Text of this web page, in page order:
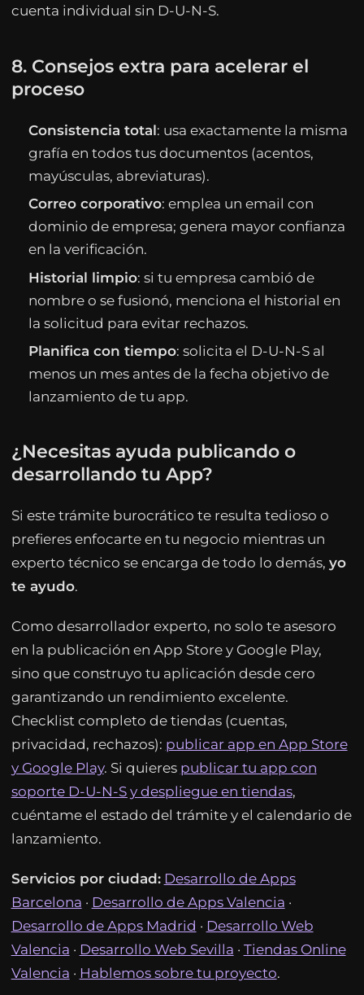
cuenta individual sin D-U-N-S.
8. Consejos extra para acelerar el
proceso
Consistencia total: usa exactamente la misma
grafía en todos tus documentos (acentos,
mayúsculas, abreviaturas).
Correo corporativo: emplea un email con
dominio de empresa; genera mayor confianza
en la verificación.
Historial limpio: si tu empresa cambió de
nombre o se fusionó, menciona el historial en
la solicitud para evitar rechazos.
Planifica con tiempo: solicita el D-U-N-S al
menos un mes antes de la fecha objetivo de
lanzamiento de tu app.
¿Necesitas ayuda publicando o
desarrollando tu App?
Si este trámite burocrático te resulta tedioso o
prefieres enfocarte en tu negocio mientras un
experto técnico se encarga de todo lo demás, yo
te ayudo.
Como desarrollador experto, no solo te asesoro
en la publicación en App Store y Google Play,
sino que construyo tu aplicación desde cero
garantizando un rendimiento excelente.
Checklist completo de tiendas (cuentas,
privacidad, rechazos): publicar app en App Store
y Google Play. Si quieres publicar tu app con
soporte D-U-N-S y despliegue en tiendas,
cuéntame el estado del trámite y el calendario de
lanzamiento.
Servicios por ciudad: Desarrollo de Apps
Barcelona · Desarrollo de Apps Valencia ·
Desarrollo de Apps Madrid · Desarrollo Web
Valencia · Desarrollo Web Sevilla · Tiendas Online
Valencia · Hablemos sobre tu proyecto.